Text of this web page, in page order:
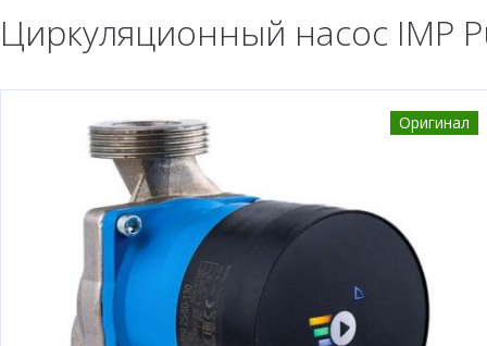
Циркуляционный насос IMP
Оригинал